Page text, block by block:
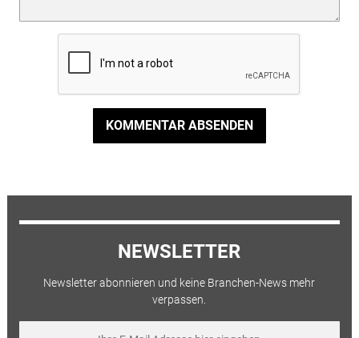
KOMMENTAR ABSENDEN
NEWSLETTER
Newsletter abonnieren und keine Branchen-News mehr
verpassen.